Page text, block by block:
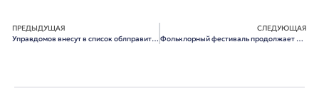
ПРЕДЫДУЩАЯ
Управдомов внесут в список облправительства
СЛЕДУЮЩАЯ
Фольклорный фестиваль продолжает культурные традиции